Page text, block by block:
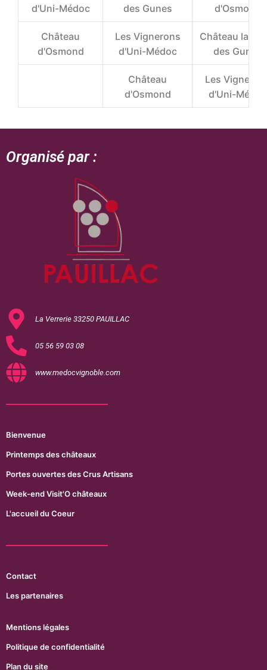
d'Uni-Médoc
des Gunes
d'Osmond
Château
d'Osmond
Les Vignerons
d'Uni-Médoc
Château la
des Gunes
Château
d'Osmond
Les
d'Uni-Médoc
Organisé par :
La Verrerie 33250 PAUILLAC
05 56 59 03 08
www.medocvignoble.com
Bienvenue
Printemps des châteaux
Portes ouvertes des Crus Artisans
Week-end Visit'O châteaux
L'accueil du Coeur
Contact
Les partenaires
Mentions légales
Politique de confidentialité
Plan du site